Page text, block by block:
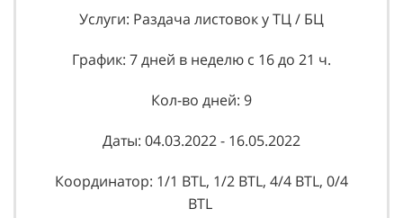
Услуги: Раздача листовок у ТЦ / БЦ
График: 7 дней в неделю с 16 до 21 ч.
Кол-во дней: 9
Даты: 04.03.2022 - 16.05.2022
Координатор: 1/1 BTL, 1/2 BTL, 4/4 BTL, 0/4
BTL